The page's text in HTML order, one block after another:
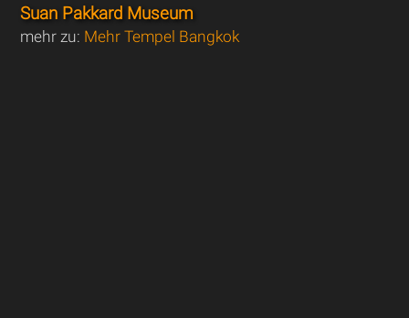
Suan Pakkard Museum
mehr zu: Mehr Tempel Bangkok